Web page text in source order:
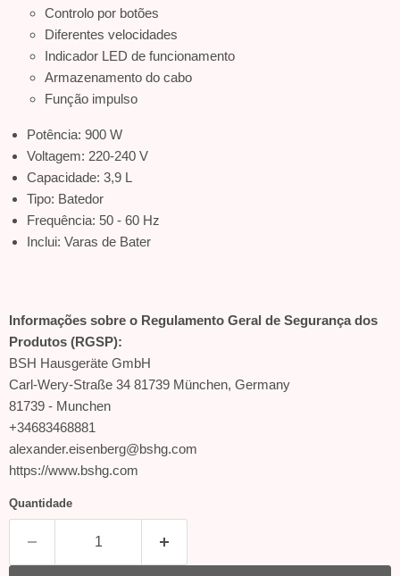
Controlo por botões
Diferentes velocidades
Indicador LED de funcionamento
Armazenamento do cabo
Função impulso
Potência: 900 W
Voltagem: 220-240 V
Capacidade: 3,9 L
Tipo: Batedor
Frequência: 50 - 60 Hz
Inclui: Varas de Bater
Informações sobre o Regulamento Geral de Segurança dos
Produtos (RGSP):
BSH Hausgeräte GmbH
Carl-Wery-Straße 34 81739 München, Germany
81739 - Munchen
+34683468881
alexander.eisenberg@bshg.com
https://www.bshg.com
Quantidade